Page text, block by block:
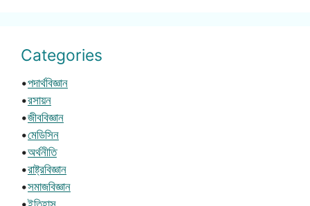
Categories
•পদার্থবিজ্ঞান
•রসায়ন
•জীববিজ্ঞান
•মেডিসিন
•অর্থনীতি
•রাষ্ট্রবিজ্ঞান
•সমাজবিজ্ঞান